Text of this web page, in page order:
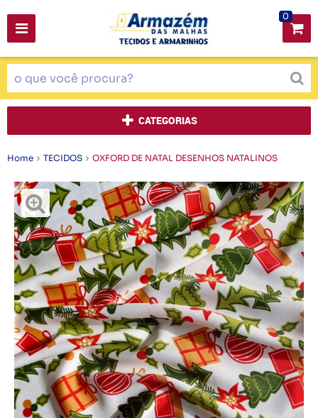
0
CATEGORIAS
Home TECIDOS OXFORD DE NATAL DESENHOS NATALINOS